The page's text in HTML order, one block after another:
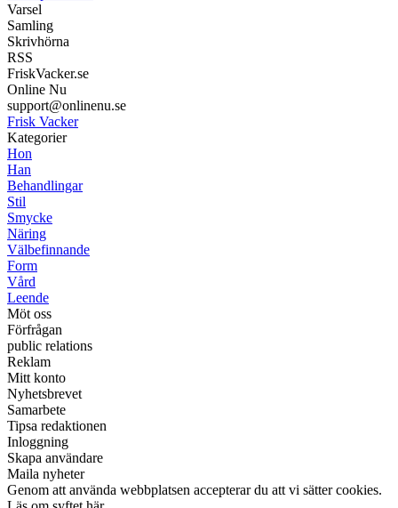
Varsel
Samling
Skrivhörna
RSS
FriskVacker.se
Online Nu
support@onlinenu.se
Frisk Vacker
Kategorier
Hon
Han
Behandlingar
Stil
Smycke
Näring
Välbefinnande
Form
Vård
Leende
Möt oss
Förfrågan
public relations
Reklam
Mitt konto
Nyhetsbrevet
Samarbete
Tipsa redaktionen
Inloggning
Skapa användare
Maila nyheter
Genom att använda webbplatsen accepterar du att vi sätter cookies.